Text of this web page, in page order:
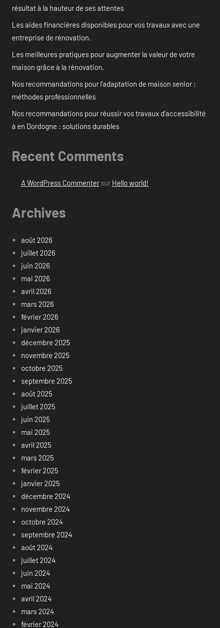
résultat à la hauteur de ses attentes
Les aides financières disponibles pour vos travaux avec une
entreprise de rénovation.
Les meilleures pratiques pour augmenter la valeur de votre
maison grâce à la rénovation.
Nos recommandations pour l’adaptation de maison senior :
méthodes professionnelles
Nos recommandations pour réussir vos travaux d’accessibilité
à en Dordogne : solutions durables
Recent Comments
A WordPress Commentersur Hello world!
Archives
août 2026
juillet 2026
juin 2026
mai 2026
avril 2026
mars 2026
février 2026
janvier 2026
décembre 2025
novembre 2025
octobre 2025
septembre 2025
août 2025
juillet 2025
juin 2025
mai 2025
avril 2025
mars 2025
février 2025
janvier 2025
décembre 2024
novembre 2024
octobre 2024
septembre 2024
août 2024
juillet 2024
juin 2024
mai 2024
avril 2024
mars 2024
février 2024